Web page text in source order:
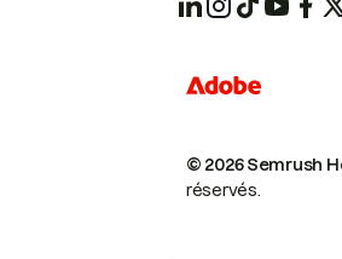
© 2026 Semrush
réservés.